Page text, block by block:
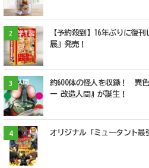
2
【予約殺到】16年ぶりに復
展』発売！
3
約600体の怪人を収録！ 異
ー 改造人間』が誕生！
4 オリジナル「ミュータント